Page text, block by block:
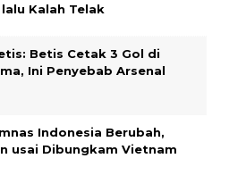
Kalah Telak
Betis Cetak 3 Gol di
Ini Penyebab Arsenal
Indonesia Berubah,
usai Dibungkam Vietnam